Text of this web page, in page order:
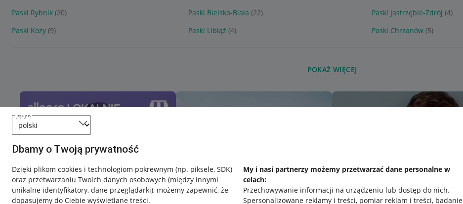
język
Dbamy o Twoją prywatność
Dzięki plikom cookies i technologiom pokrewnym (np. piksele, SDK)
oraz przetwarzaniu Twoich danych osobowych (między innymi
unikalne identyfikatory, dane przeglądarki), możemy zapewnić, że
dopasujemy do Ciebie wyświetlane treści.
My i nasi partnerzy możemy przetwarzać dane personalne w
celach:
Przechowywanie informacji na urządzeniu lub dostęp do nich.
Spersonalizowane reklamy i treści, pomiar reklam i treści, badanie
Paski Rybnik (20) Paski Bielsko-Biała (22) Paski Jastrzębie-Zdrój (4)
Paski Kozy (9) Paski Libiąż (4) Paski Chrzanów (5)
POKAŻ WIĘCEJ